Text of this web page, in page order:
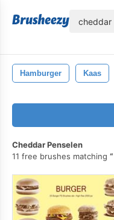
Hamburger Kaas
Cheddar Penselen
11 free brushes matching